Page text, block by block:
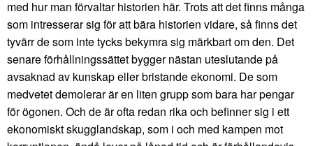
med hur man förvaltar historien här. Trots att det finns många
som intresserar sig för att bära historien vidare, så finns det
tyvärr de som inte tycks bekymra sig märkbart om den. Det
senare förhållningssättet bygger nästan uteslutande på
avsaknad av kunskap eller bristande ekonomi. De som
medvetet demolerar är en liten grupp som bara har pengar
för ögonen. Och de är ofta redan rika och befinner sig i ett
ekonomiskt skugglandskap, som i och med kampen mot